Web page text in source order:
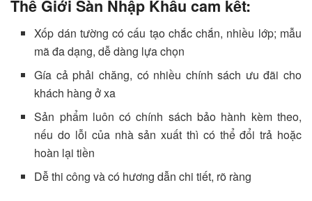
Thế Giới Sàn Nhập Khẩu cam kết:
Xốp dán tường có cấu tạo chắc chắn, nhiều lớp; mẫu
mã đa dạng, dễ dàng lựa chọn
Gía cả phải chăng, có nhiều chính sách ưu đãi cho
khách hàng ở xa
Sản phẩm luôn có chính sách bảo hành kèm theo,
nếu do lỗi của nhà sản xuất thì có thể đổi trả hoặc
hoàn lại tiền
Dễ thi công và có hương dẫn chi tiết, rõ ràng